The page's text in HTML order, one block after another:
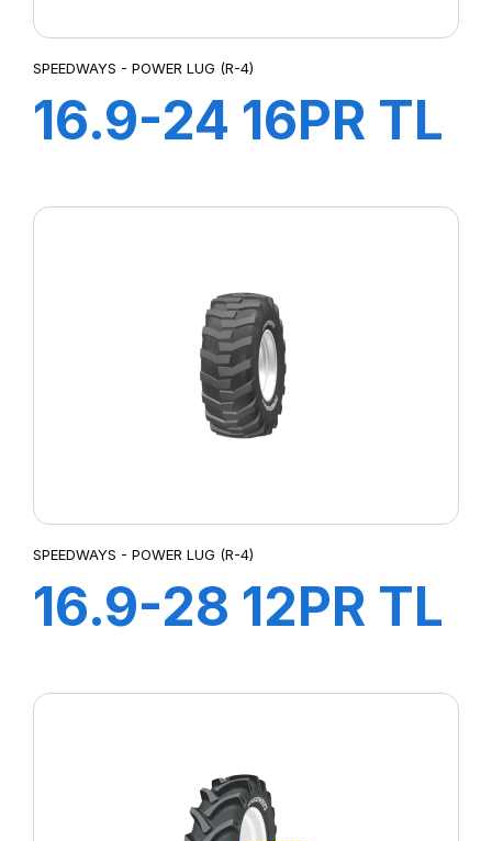
SPEEDWAYS - POWER LUG (R-4)
16.9-24 16PR TL
SPEEDWAYS - POWER LUG (R-4)
16.9-28 12PR TL